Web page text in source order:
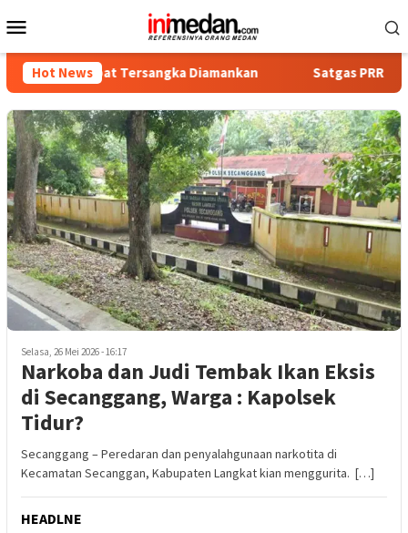
ke
Mobile
Hot News
Empat Tersangka Diamankan Satgas PRR Pacu
Selasa, 26 Mei 2026 - 16:17
Narkoba dan Judi Tembak Ikan Eksis
di Secanggang, Warga : Kapolsek
Tidur?
Secanggang – Peredaran dan penyalahgunaan narkotita di
Kecamatan Secanggan, Kabupaten Langkat kian menggurita. […]
HEADLNE